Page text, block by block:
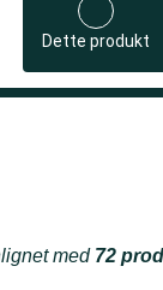
Dette produkt
med 72